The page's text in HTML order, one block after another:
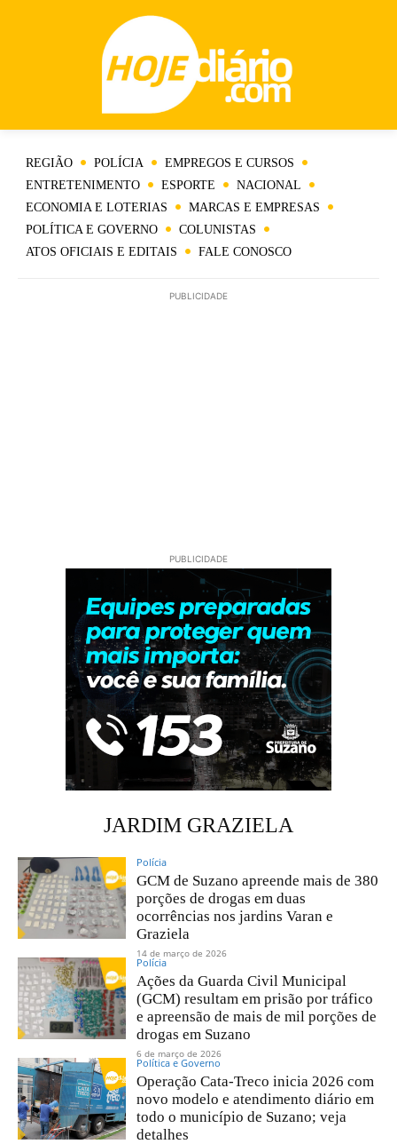
REGIÃO POLÍCIA
EMPREGOS E CURSOS
ENTRETENIMENTO
ESPORTE
NACIONAL
ECONOMIA E LOTERIAS
MARCAS E EMPRESAS
POLÍTICA E GOVERNO
COLUNISTAS
ATOS OFICIAIS E EDITAIS
FALE CONOSCO
PUBLICIDADE
PUBLICIDADE
JARDIM GRAZIELA
Polícia
GCM de Suzano apreende mais de 380
porções de drogas em duas
ocorrências nos jardins Varan e
Graziela
14 de março de 2026
Polícia
Ações da Guarda Civil Municipal
(GCM) resultam em prisão por tráfico
e apreensão de mais de mil porções de
drogas em Suzano
6 de março de 2026
Política e Governo
Operação Cata-Treco inicia 2026 com
novo modelo e atendimento diário em
todo o município de Suzano; veja
detalhes